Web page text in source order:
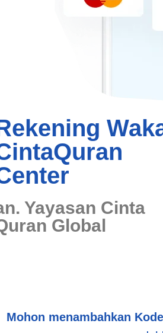
Yayasan Cinta
Global
Mohon menambahkan